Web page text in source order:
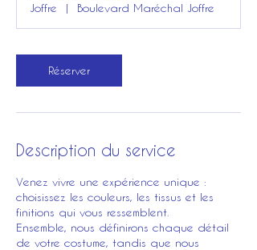
Joffre
| Boulevard Maréchal Joffre
Réserver
Description du service
Venez vivre une expérience unique :
choisissez les couleurs, les tissus et les
finitions qui vous ressemblent.
Ensemble, nous définirons chaque détail
de votre costume, tandis que nous